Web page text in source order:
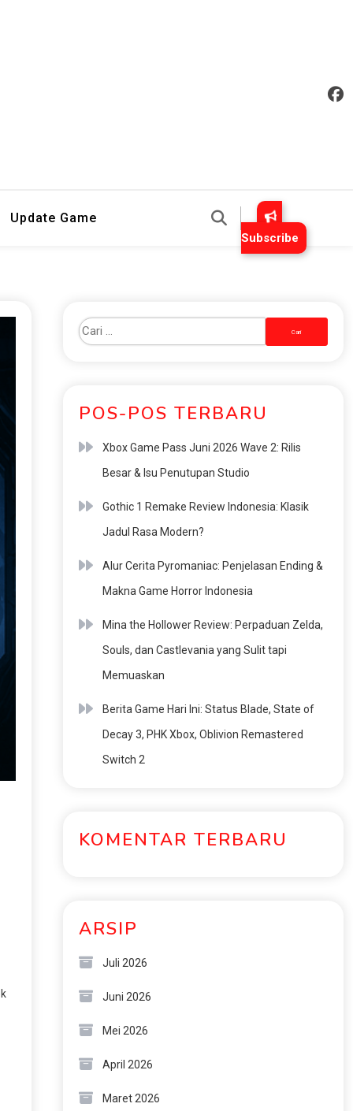
Update Game
Subscribe
POS-POS TERBARU
Xbox Game Pass Juni 2026 Wave 2: Rilis
Besar & Isu Penutupan Studio
Gothic 1 Remake Review Indonesia: Klasik
Jadul Rasa Modern?
Alur Cerita Pyromaniac: Penjelasan Ending &
Makna Game Horror Indonesia
Mina the Hollower Review: Perpaduan Zelda,
Souls, dan Castlevania yang Sulit tapi
Memuaskan
Berita Game Hari Ini: Status Blade, State of
Decay 3, PHK Xbox, Oblivion Remastered
Switch 2
KOMENTAR TERBARU
ARSIP
Juli 2026
Juni 2026
Mei 2026
April 2026
Maret 2026